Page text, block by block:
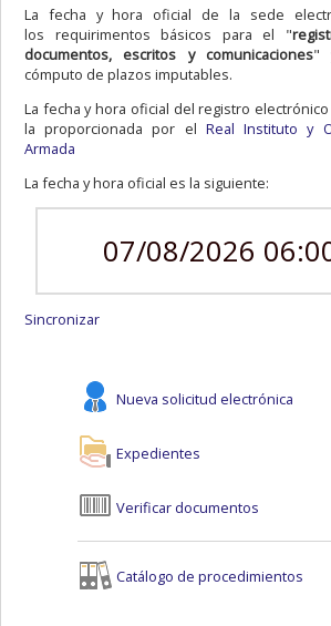
La fecha y hora oficial de la sede
los requirimentos básicos para el "
documentos, escritos y comunicaciones"
cómputo de plazos imputables.
La fecha y hora oficial del registro
la proporcionada por el Real Instituto y
Armada
La fecha y hora oficial es la siguiente:
07/08/2026
Sincronizar
Nueva solicitud electrónica
Expedientes
Verificar documentos
Catálogo de procedimientos